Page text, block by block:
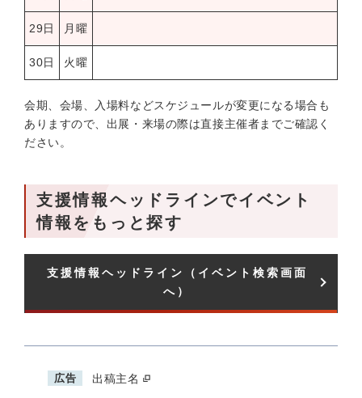
29日 月曜
30日 火曜
会期、会場、入場料などスケジュールが変更になる場合も
ありますので、出展・来場の際は直接主催者までご確認く
ださい。
支援情報ヘッドラインでイベント
情報をもっと探す
支援情報ヘッドライン（イベント検索画面
へ）
広告 出稿主名